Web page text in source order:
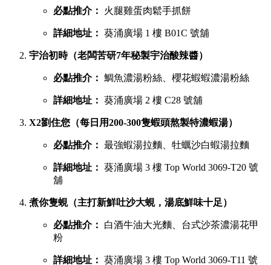
必點推介： 火腿雞蛋肉鬆手抓餅
詳細地址： 葵涌廣場 1 樓 B01C 號舖
宇治初時（老闆苦研7年秘製宇治酸辣醬）
必點推介： 鯛魚濃湯粉絲、櫻花蝦蝦濃湯粉絲
詳細地址： 葵涌廣場 2 樓 C28 號舖
X2劉住您（每日用200-300隻蝦頭熬製特濃蝦湯）
必點推介： 最強蝦湯拉麵、牡蠣沙白蝦湯拉麵
詳細地址： 葵涌廣場 3 樓 Top World 3069-T20 號
舖
煮你隻蜆（主打新鮮吐沙大蜆，湯底鮮味十足）
必點推介：
白酒牛油大光麵、台式沙茶濃湯花甲
粉
詳細地址： 葵涌廣場 3 樓 Top World 3069-T11 號